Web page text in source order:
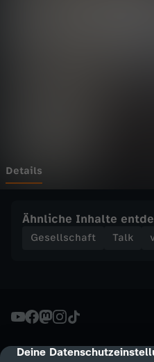
cmp-dialog-description
Deine
B
s
e
F
Details
Ähnliche Inhalte
Gesellschaft Talk